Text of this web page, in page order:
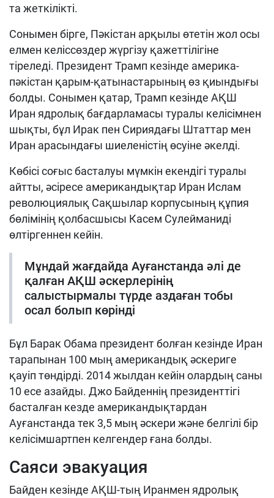
та жеткілікті.
Сонымен бірге, Пәкістан арқылы өтетін жол осы
елмен келіссөздер жүргізу қажеттілігіне
тіреледі. Президент Трамп кезінде америка-
пәкістан қарым-қатынастарының өз қиындығы
болды. Сонымен қатар, Трамп кезінде АҚШ
Иран ядролық бағдарламасы туралы келісімнен
шықты, бұл Ирак пен Сириядағы Штаттар мен
Иран арасындағы шиеленістің өсуіне әкелді.
Көбісі соғыс басталуы мүмкін екендігі туралы
айтты, әсіресе американдықтар Иран Ислам
революциялық Сақшылар корпусының құпия
бөлімінің қолбасшысы Касем Сулейманиді
өлтіргеннен кейін.
Мұндай жағдайда Ауғанстанда әлі де
қалған АҚШ әскерлерінің
салыстырмалы түрде аздаған тобы
осал болып көрінді
Бұл Барак Обама президент болған кезінде Иран
тарапынан 100 мың американдық әскериге
қауіп төндірді. 2014 жылдан кейін олардың саны
10 есе азайды. Джо Байденнің президенттігі
басталған кезде американдықтардан
Ауғанстанда тек 3,5 мың әскери және белгілі бір
келісімшартпен келгендер ғана болды.
Саяси эвакуация
Байден кезінде АҚШ-тың Иранмен ядролық